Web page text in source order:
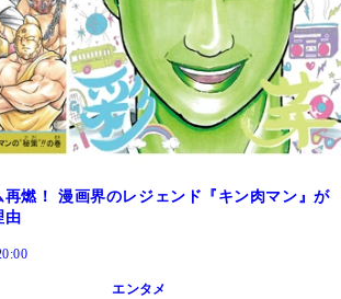
再燃！ 漫画界のレジェンド『キン肉マン』が
由
エンタメ